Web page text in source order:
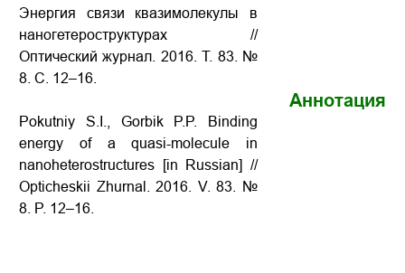
Энергия связи квазимолекулы в
наногетероструктурах //
Оптический журнал. 2016. Т. 83. №
8. С. 12–16.
Pokutniy S.I., Gorbik P.P.
Binding
energy of a quasi-molecule in
nanoheterostructures
[in Russian] //
Opticheskii Zhurnal. 2016. V. 83. №
8. P. 12–16.
Аннотация